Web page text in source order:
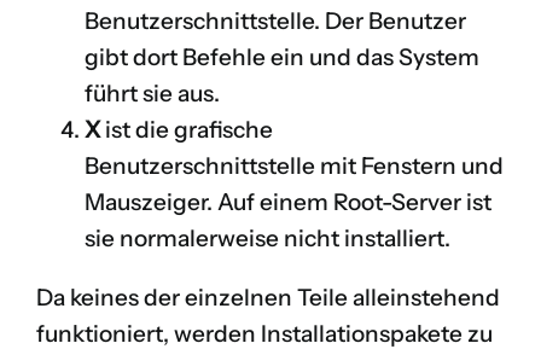
Benutzerschnittstelle. Der Benutzer
gibt dort Befehle ein und das System
führt sie aus.
Xist die grafische
Benutzerschnittstelle mit Fenstern und
Mauszeiger. Auf einem Root-Server ist
sie normalerweise nicht installiert.
Da keines der einzelnen Teile alleinstehend
funktioniert, werden Installationspakete zu